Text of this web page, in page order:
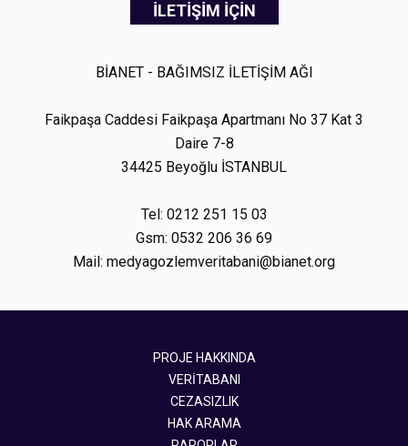
İLETİŞİM İÇİN
BİANET - BAĞIMSIZ İLETİŞİM AĞI
Faikpaşa Caddesi Faikpaşa Apartmanı No 37 Kat 3
Daire 7-8
34425 Beyoğlu İSTANBUL
Tel: 0212 251 15 03
Gsm: 0532 206 36 69
Mail: medyagozlemveritabani@bianet.org
PROJE HAKKINDA
VERİTABANI
CEZASIZLIK
HAK ARAMA